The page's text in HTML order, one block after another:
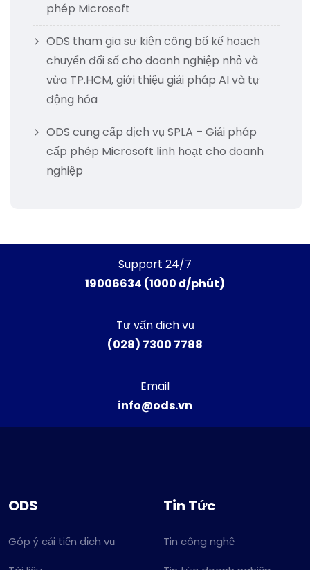
phép Microsoft
ODS tham gia sự kiện công bố kế hoạch
chuyển đổi số cho doanh nghiệp nhỏ và
vừa TP.HCM, giới thiệu giải pháp AI và tự
động hóa
ODS cung cấp dịch vụ SPLA – Giải pháp
cấp phép Microsoft linh hoạt cho doanh
nghiệp
Support 24/7
19006634 (1000 đ/phút)
Tư vấn dịch vụ
(028) 7300 7788
Email
info@ods.vn
ODS
Góp ý cải tiến dịch vụ
Tin Tức
Tin công nghệ